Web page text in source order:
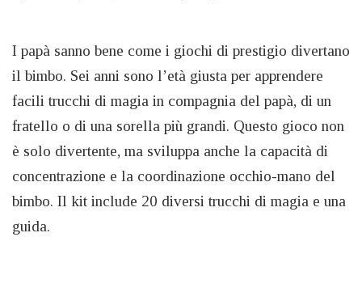
I papà sanno bene come i giochi di prestigio divertano
il bimbo. Sei anni sono l’età giusta per apprendere
facili trucchi di magia in compagnia del papà, di un
fratello o di una sorella più grandi. Questo gioco non
è solo divertente, ma sviluppa anche la capacità di
concentrazione e la coordinazione occhio-mano del
bimbo. Il kit include 20 diversi trucchi di magia e una
guida.